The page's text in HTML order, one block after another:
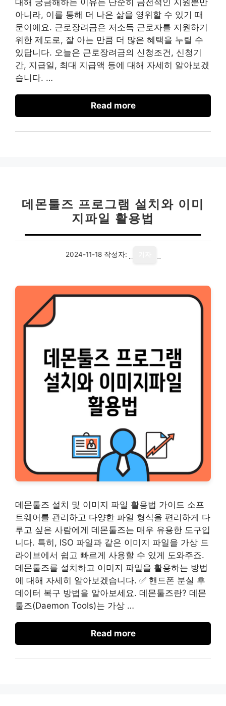
대해 궁금해하는 이유는 단순히 금전적인 지원뿐만
아니라, 이를 통해 더 나은 삶을 영위할 수 있기 때
문이에요. 근로장려금은 저소득 근로자를 지원하기
위한 제도로, 잘 아는 만큼 더 많은 혜택을 누릴 수
있답니다. 오늘은 근로장려금의 신청조건, 신청기
간, 지급일, 최대 지급액 등에 대해 자세히 알아보겠
습니다. …
Read more
데몬툴즈 프로그램 설치와 이미
지파일 활용법
2024-11-18 작성자:
데몬툴즈 설치 및 이미지 파일 활용법 가이드 소프
트웨어를 관리하고 다양한 파일 형식을 편리하게 다
루고 싶은 사람에게 데몬툴즈는 매우 유용한 도구입
니다. 특히, ISO 파일과 같은 이미지 파일을 가상 드
라이브에서 쉽고 빠르게 사용할 수 있게 도와주죠.
데몬툴즈를 설치하고 이미지 파일을 활용하는 방법
에 대해 자세히 알아보겠습니다. ✅ 핸드폰 분실 후
데이터 복구 방법을 알아보세요. 데몬툴즈란? 데몬
툴즈(Daemon Tools)는 가상 …
Read more